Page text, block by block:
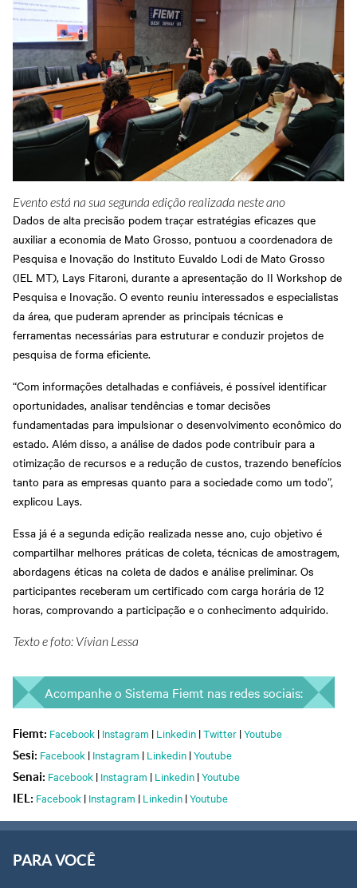
Evento está na sua segunda edição realizada neste ano
Dados de alta precisão podem traçar estratégias eficazes que
auxiliar a economia de Mato Grosso, pontuou a coordenadora de
Pesquisa e Inovação do Instituto Euvaldo Lodi de Mato Grosso
(IEL MT), Lays Fitaroni, durante a apresentação do II Workshop de
Pesquisa e Inovação. O evento reuniu interessados e especialistas
da área, que puderam aprender as principais técnicas e
ferramentas necessárias para estruturar e conduzir projetos de
pesquisa de forma eficiente.
“Com informações detalhadas e confiáveis, é possível identificar
oportunidades, analisar tendências e tomar decisões
fundamentadas para impulsionar o desenvolvimento econômico do
estado. Além disso, a análise de dados pode contribuir para a
otimização de recursos e a redução de custos, trazendo benefícios
tanto para as empresas quanto para a sociedade como um todo”,
explicou Lays.
Essa já é a segunda edição realizada nesse ano, cujo objetivo é
compartilhar melhores práticas de coleta, técnicas de amostragem,
abordagens éticas na coleta de dados e análise preliminar. Os
participantes receberam um certificado com carga horária de 12
horas, comprovando a participação e o conhecimento adquirido.
Texto e foto: Vívian Lessa
Acompanhe o Sistema Fiemt nas redes sociais:
Fiemt: Facebook | Instagram | Linkedin |Twitter |Youtube
Sesi: Facebook | Instagram | Linkedin |Youtube
Senai: Facebook | Instagram | Linkedin |Youtube
IEL: Facebook | Instagram | Linkedin |Youtube
PARA VOCÊ